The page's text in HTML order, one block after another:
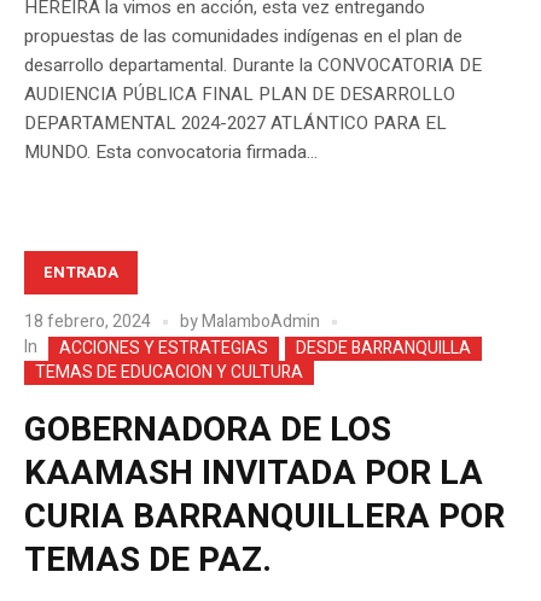
HEREIRA la vimos en acción, esta vez entregando
propuestas de las comunidades indígenas en el plan de
desarrollo departamental. Durante la CONVOCATORIA DE
AUDIENCIA PÚBLICA FINAL PLAN DE DESARROLLO
DEPARTAMENTAL 2024-2027 ATLÁNTICO PARA EL
MUNDO. Esta convocatoria firmada...
ENTRADA
18 febrero, 2024 byMalamboAdmin
In
ACCIONES Y ESTRATEGIAS
DESDE BARRANQUILLA
TEMAS DE EDUCACION Y CULTURA
GOBERNADORA DE LOS
KAAMASH INVITADA POR LA
CURIA BARRANQUILLERA POR
TEMAS DE PAZ.